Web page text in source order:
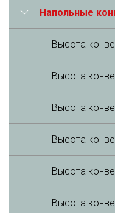
Напольные
Высота
Высота
Высота
Высота
Высота
Высота